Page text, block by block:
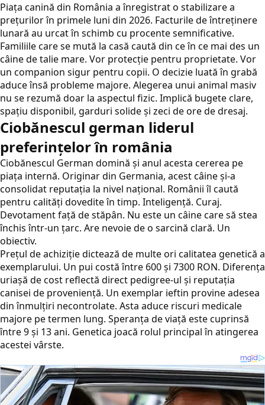
Piața canină din România a înregistrat o stabilizare a
prețurilor în primele luni din 2026. Facturile de întreținere
lunară au urcat în schimb cu procente semnificative.
Familiile care se mută la casă caută din ce în ce mai des un
câine de talie mare. Vor protecție pentru proprietate. Vor
un companion sigur pentru copii. O decizie luată în grabă
aduce însă probleme majore. Alegerea unui animal masiv
nu se rezumă doar la aspectul fizic. Implică bugete clare,
spațiu disponibil, garduri solide și zeci de ore de dresaj.
Ciobănescul german liderul
preferințelor în românia
Ciobănescul German domină și anul acesta cererea pe
piața internă. Originar din Germania, acest câine și-a
consolidat reputația la nivel național. Românii îl caută
pentru calități dovedite în timp. Inteligență. Curaj.
Devotament față de stăpân. Nu este un câine care să stea
închis într-un țarc. Are nevoie de o sarcină clară. Un
obiectiv.
Prețul de achiziție dictează de multe ori calitatea genetică a
exemplarului. Un pui costă între 600 și 7300 RON. Diferența
uriașă de cost reflectă direct pedigree-ul și reputația
canisei de proveniență. Un exemplar ieftin provine adesea
din înmulțiri necontrolate. Asta aduce riscuri medicale
majore pe termen lung. Speranța de viață este cuprinsă
între 9 și 13 ani. Genetica joacă rolul principal în atingerea
acestei vârste.